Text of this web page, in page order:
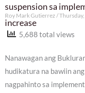
suspension sa
increase
Roy Mark Gutierrez
5,688 total views
Nanawagan ang
hudikatura na bawiin
nagpahinto sa